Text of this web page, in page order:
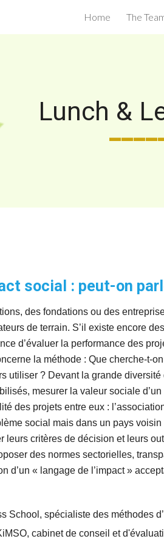
Home The
Lunch &
social : peut-on
des fondations ou des
de terrain. S’il existe encore
d’évaluer la performance des
la méthode : Que cherche-t-
utiliser ? Devant la grande
mesurer la valeur sociale
des projets entre eux :
social mais dans un pays
leurs critères de décision et leurs
des normes sectorielles,
d’un « langage de l’impact »
School, spécialiste des méthodes
cabinet de conseil et